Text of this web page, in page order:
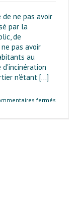
ne pas avoir
par la
de
pas avoir
au
n'étant [...]
fermés